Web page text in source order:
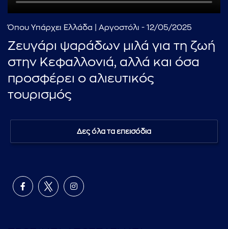
Όπου Υπάρχει Ελλάδα | Αργοστόλι - 12/05/2025
Ζευγάρι ψαράδων μιλά για τη ζωή
στην Κεφαλλονιά, αλλά και όσα
προσφέρει ο αλιευτικός
τουρισμός
Δες όλα τα επεισόδια